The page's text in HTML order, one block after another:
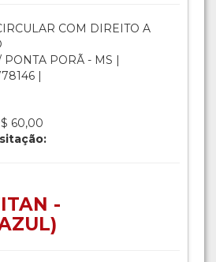
COM DIREITO A
PONTA PORÃ - MS |
|
60,00
-